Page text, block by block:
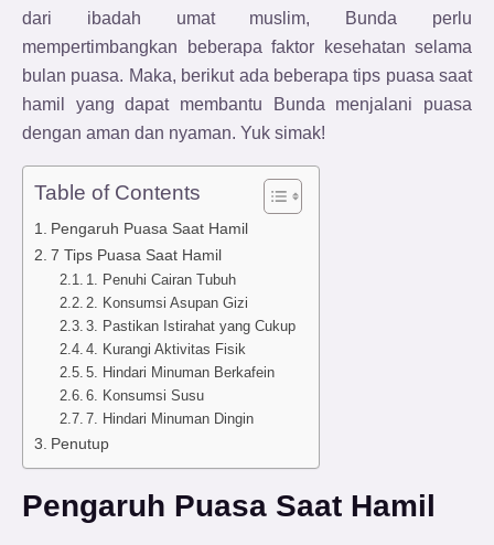
dari ibadah umat muslim, Bunda perlu
mempertimbangkan beberapa faktor kesehatan selama
bulan puasa. Maka, berikut ada beberapa tips puasa saat
hamil yang dapat membantu Bunda menjalani puasa
dengan aman dan nyaman. Yuk simak!
Table of Contents
Pengaruh Puasa Saat Hamil
7 Tips Puasa Saat Hamil
1. Penuhi Cairan Tubuh
2. Konsumsi Asupan Gizi
3. Pastikan Istirahat yang Cukup
4. Kurangi Aktivitas Fisik
5. Hindari Minuman Berkafein
6. Konsumsi Susu
7. Hindari Minuman Dingin
Penutup
Pengaruh Puasa Saat Hamil